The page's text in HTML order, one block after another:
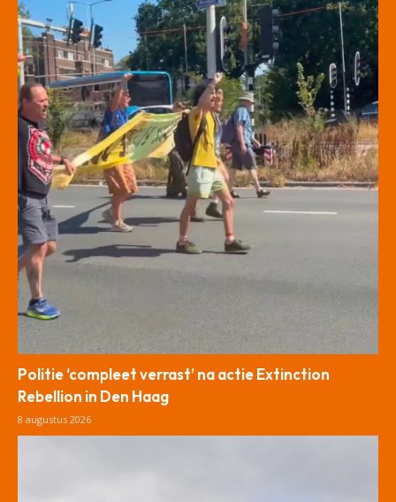
Politie ‘compleet verrast’ na actie Extinction
Rebellion in Den Haag
8 augustus 2026